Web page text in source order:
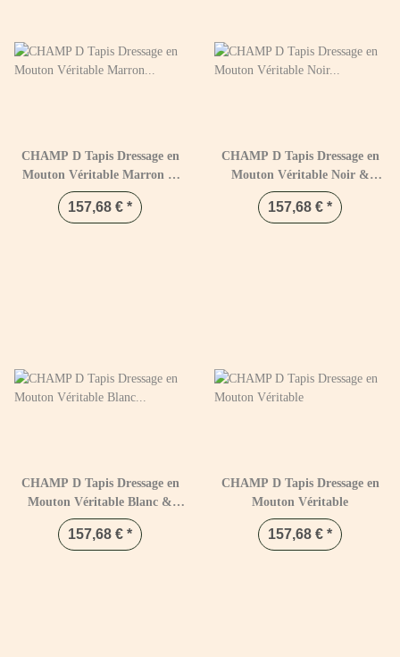
CHAMP D Tapis Dressage en
Mouton Véritable Marron &
Naturel
157,68 € *
CHAMP D Tapis Dressage en
Mouton Véritable Noir &
Naturel
157,68 € *
CHAMP D Tapis Dressage en
Mouton Véritable Blanc &
Naturel
157,68 € *
CHAMP D Tapis Dressage en
Mouton Véritable
157,68 € *